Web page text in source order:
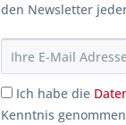
den Newsletter
Ich habe die
Kenntnis